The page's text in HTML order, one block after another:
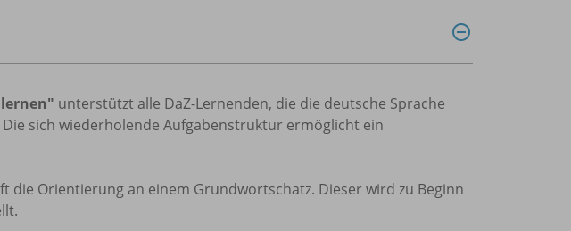
unterstützt alle DaZ-Lernenden, die die deutsche Sprache
sich wiederholende Aufgabenstruktur ermöglicht ein
die Orientierung an einem Grundwortschatz. Dieser wird zu Beginn